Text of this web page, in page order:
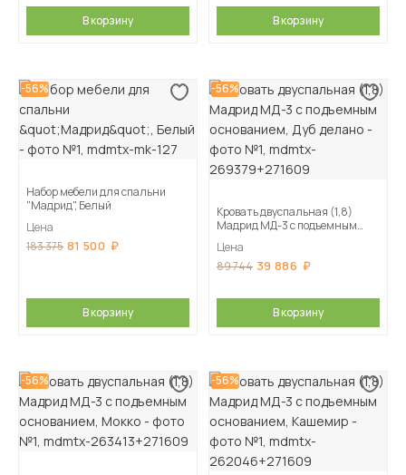
В корзину В корзину
-56%
Набор мебели для спальни
"Мадрид", Белый
Цена
183 375 81 500
В корзину
-56%
Кровать двуспальная (1,8)
Мадрид МД-3 с подъемным
Цена
89 744 39 886
В корзину
-56% -56%